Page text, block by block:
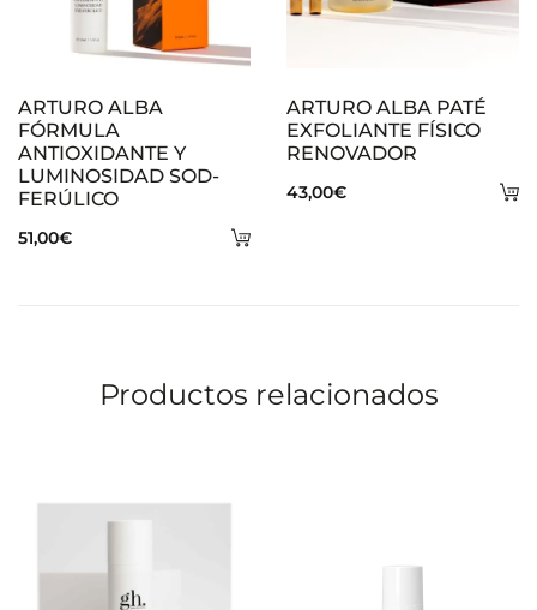
Añadir
ARTURO ALBA
FÓRMULA
ANTIOXIDANTE Y
LUMINOSIDAD SOD-
FERÚLICO
51,00€
ARTURO ALBA PATÉ
EXFOLIANTE FÍSICO
RENOVADOR
43,00€
Productos relacionados